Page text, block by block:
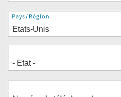
Adresse
Pays/Région